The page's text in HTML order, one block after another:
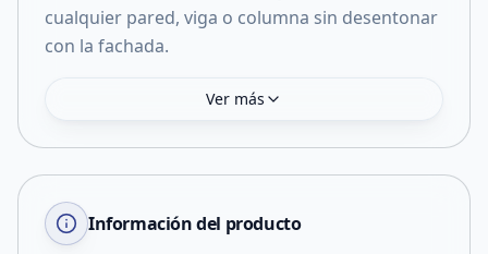
cualquier pared, viga o columna sin desentonar
con la fachada.
Ver más
Información del producto